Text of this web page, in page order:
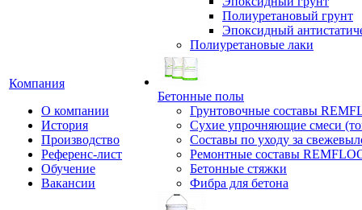
Компания
О компании
История
Производство
Референс-лист
Обучение
Вакансии
Полиуретановый грунт
Эпоксидный
Полиуретановые лаки
Бетонные полы
Грунтовочные составы
Сухие упрочняющие смеси
Составы по уходу за
Ремонтные составы
Бетонные стяжки
Фибра для бетона